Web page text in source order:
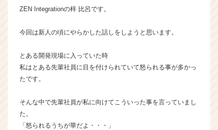
イ
|
ン
チ
長
業
ZEN Integrationの梓 比呂です。
今回は新人の頃にやらかした話しをしようと思います。
とある開発現場に入っていた時
私はとある先輩社員に目を付けられていて怒られる事が多かっ
たです。
そんな中で先輩社員が私に向けてこういった事を言っていまし
た。
「怒られるうちが華だよ・・・」